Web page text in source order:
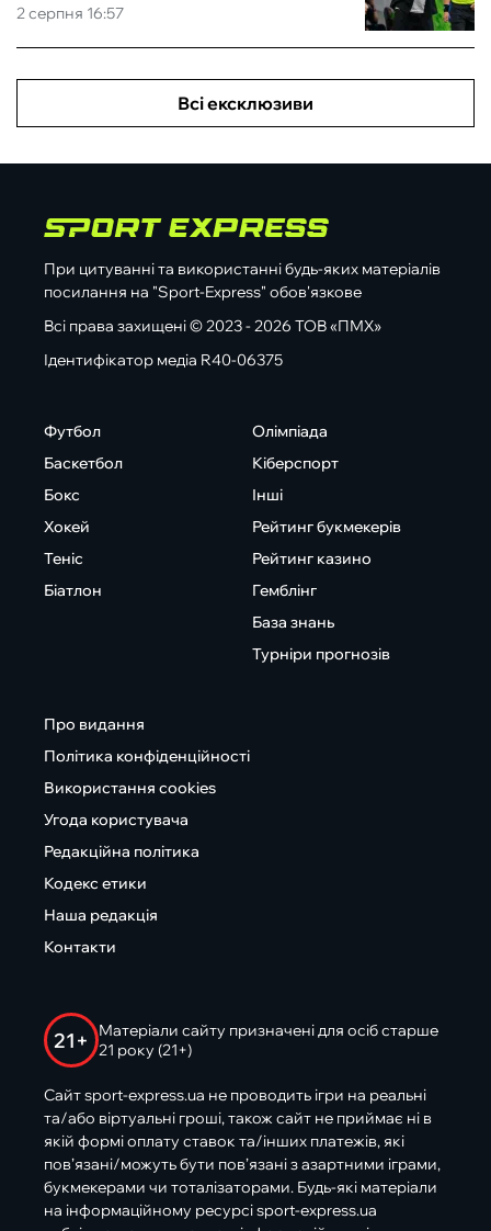
2 серпня 16:57
Всі ексклюзиви
При цитуванні та використанні будь-яких матеріалів
посилання на "Sport-Express" обов'язкове
Всі права захищені © 2023 - 2026 ТОВ «ПМХ»
Ідентифікатор медіа R40-06375
Футбол
Баскетбол
Бокс
Хокей
Теніс
Біатлон
Олімпіада
Кіберспорт
Інші
Рейтинг букмекерів
Рейтинг казино
Гемблінг
База знань
Турніри прогнозів
Про видання
Політика конфіденційності
Використання cookies
Угода користувача
Редакційна політика
Кодекс етики
Наша редакція
Контакти
21+
Матеріали сайту призначені для осіб старше
21 року (21+)
Сайт sport-express.ua не проводить ігри на реальні
та/або віртуальні гроші, також сайт не приймає ні в
якій формі оплату ставок та/інших платежів, які
пов’язані/можуть бути пов’язані з азартними іграми,
букмекерами чи тоталізаторами. Будь-які матеріали
на інформаційному ресурсі sport-express.ua